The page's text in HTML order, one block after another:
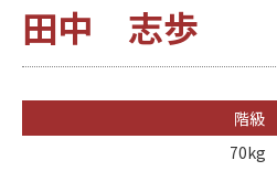
田中 志歩
階級
70kg